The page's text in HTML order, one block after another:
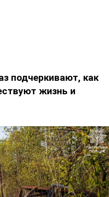
подчеркивают, как
жизнь и